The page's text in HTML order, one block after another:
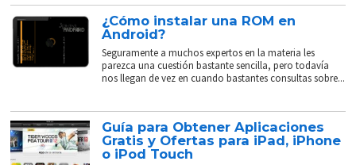
¿Cómo instalar una ROM en
Android?
Seguramente a muchos expertos en la materia les
parezca una cuestión bastante sencilla, pero todavía
nos llegan de vez en cuando bastantes consultas sobre...
Guía para Obtener Aplicaciones
Gratis y Ofertas para iPad, iPhone
o iPod Touch